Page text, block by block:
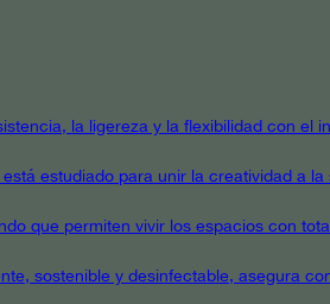
la ligereza y la flexibilidad con el
estudiado para unir la creatividad a
que permiten vivir los espacios con
sostenible y desinfectable, asegura